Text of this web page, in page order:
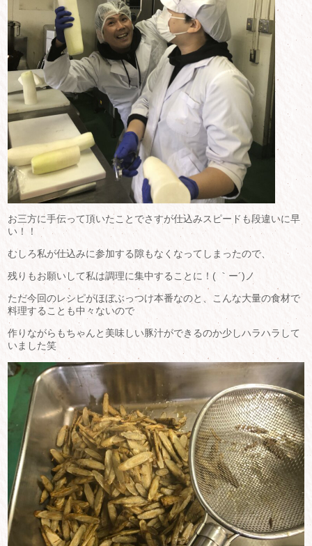
お三方に手伝って頂いたことでさすが仕込みスピードも段違いに早
い！！
むしろ私が仕込みに参加する隙もなくなってしまったので、
残りもお願いして私は調理に集中することに！( ｀ー´)ノ
ただ今回のレシピがほぼぶっつけ本番なのと、こんな大量の食材で
料理することも中々ないので
作りながらもちゃんと美味しい豚汁ができるのか少しハラハラして
いました笑